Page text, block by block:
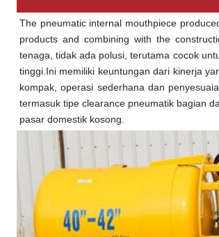
The pneumatic internal mouthpiece
products and combining with the
tenaga, tidak ada polusi, terutama cocok
tinggi.Ini memiliki keuntungan dari kinerja
kompak, operasi sederhana dan
termasuk tipe clearance pneumatik bagian
pasar domestik kosong.